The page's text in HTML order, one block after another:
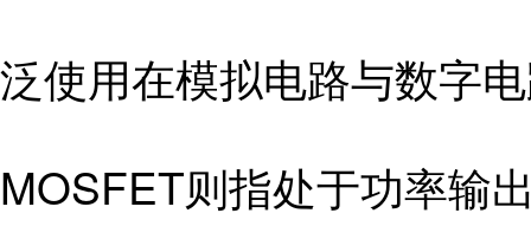
泛使用在模拟电路与数字
MOSFET则指处于功率输